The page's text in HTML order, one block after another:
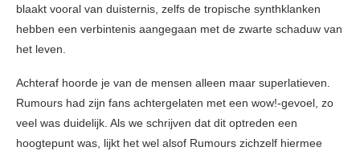
blaakt vooral van duisternis, zelfs de tropische synthklanken
hebben een verbintenis aangegaan met de zwarte schaduw van
het leven.
Achteraf hoorde je van de mensen alleen maar superlatieven.
Rumours had zijn fans achtergelaten met een wow!-gevoel, zo
veel was duidelijk. Als we schrijven dat dit optreden een
hoogtepunt was, lijkt het wel alsof Rumours zichzelf hiermee